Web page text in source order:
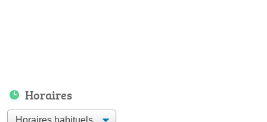
Horaires